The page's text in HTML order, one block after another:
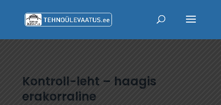
Kontroll-leht – haagis
erakorraline